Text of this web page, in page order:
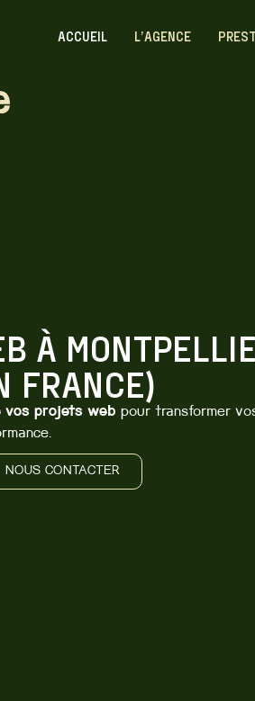
ACCUEIL L’AGENCE
À
FRANCE)
vos projets web pour transformer
NOUS CONTACTER